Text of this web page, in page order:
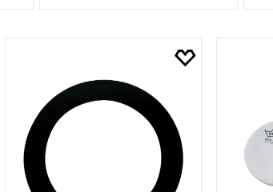
SEPETE EKLE